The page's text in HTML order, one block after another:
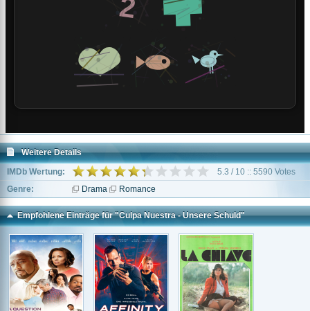
Weitere Details
IMDb Wertung:
5.3 / 10 :: 5590 Votes
Genre:
Drama Romance
Empfohlene Einträge für "Culpa Nuestra - Unsere Schuld"